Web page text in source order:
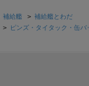
補給艦 > 補給艦とわだ
> ピンズ・タイタック・缶バ